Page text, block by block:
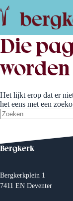
Ga
naar
de
Die
Het lijkt erop dat er
het eens met een
Bergkerk
Bergkerkplein 1
7411 EN Deventer